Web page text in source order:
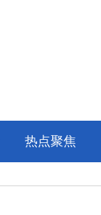
热点聚焦